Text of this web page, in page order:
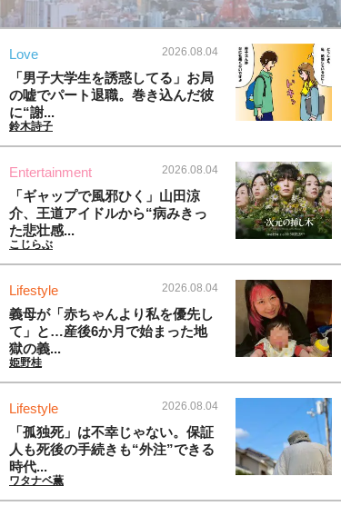
Love 2026.08.04
「男子大学生を誘惑してる」お局
の嘘でパート退職。巻き込んだ彼
に“謝...
鈴木詩子
Entertainment 2026.08.04
「ギャップで風邪ひく」山田涼
介、王道アイドルから“病みきっ
た悲壮感...
こじらぶ
Lifestyle 2026.08.04
義母が「赤ちゃんより私を優先し
て」と…産後6か月で始まった地
獄の義...
姫野桂
Lifestyle 2026.08.04
「孤独死」は不幸じゃない。保証
人も死後の手続きも“外注”できる
時代...
ワタナベ薫